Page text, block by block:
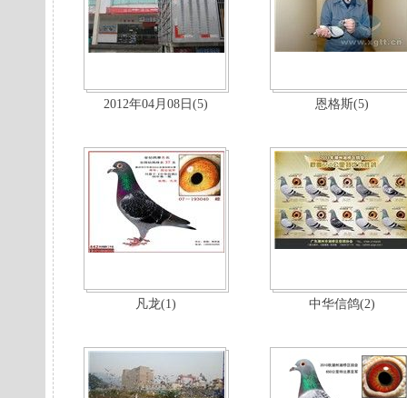
2012年04月08日(5) 恩格斯(5)
凡龙(1) 中华信鸽(2)